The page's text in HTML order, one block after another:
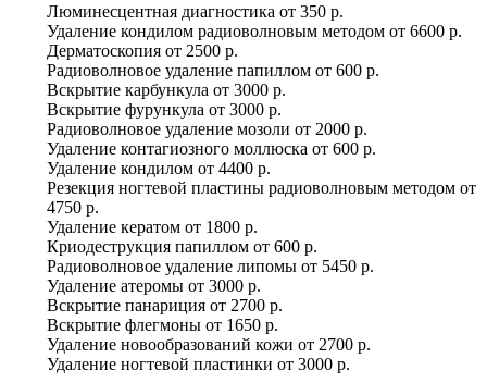
Люминесцентная диагностика от 350 р.
Удаление кондилом радиоволновым методом от 6600 р.
Дерматоскопия от 2500 р.
Радиоволновое удаление папиллом от 600 р.
Вскрытие карбункула от 3000 р.
Вскрытие фурункула от 3000 р.
Радиоволновое удаление мозоли от 2000 р.
Удаление контагиозного моллюска от 600 р.
Удаление кондилом от 4400 р.
Резекция ногтевой пластины радиоволновым методом от
4750 р.
Удаление кератом от 1800 р.
Криодеструкция папиллом от 600 р.
Радиоволновое удаление липомы от 5450 р.
Удаление атеромы от 3000 р.
Вскрытие панариция от 2700 р.
Вскрытие флегмоны от 1650 р.
Удаление новообразований кожи от 2700 р.
Удаление ногтевой пластинки от 3000 р.